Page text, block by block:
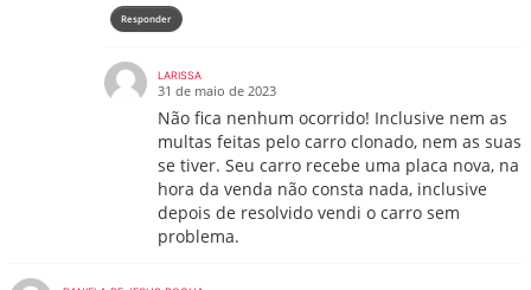
Responder
LARISSA
31 de maio de 2023
Não fica nenhum ocorrido! Inclusive nem as
multas feitas pelo carro clonado, nem as suas
se tiver. Seu carro recebe uma placa nova, na
hora da venda não consta nada, inclusive
depois de resolvido vendi o carro sem
problema.